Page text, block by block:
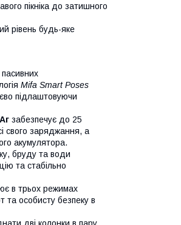
пікніка до затишного
рівень будь-яке
Mifa Smart Poses
підлаштовуючи
забезпечує до 25
свого заряджання, а
акумулятора.
бруду та води
та стабільно
в трьох режимах
та особисту безпеку в
дві колонки в пару